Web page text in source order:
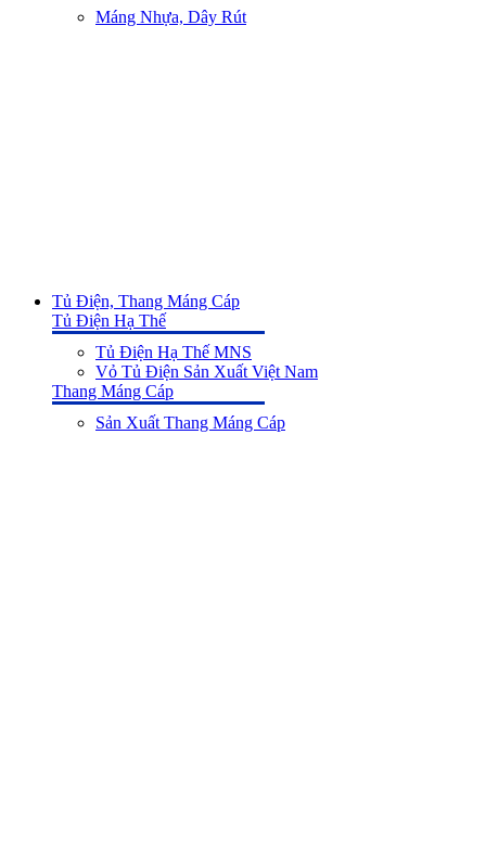
Máng Nhựa, Dây Rút
Tủ Điện, Thang Máng Cáp
Tủ Điện Hạ Thế
Tủ Điện Hạ Thế MNS
Vỏ Tủ Điện Sản Xuất Việt Nam
Thang Máng Cáp
Sản Xuất Thang Máng Cáp